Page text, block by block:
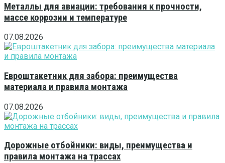
Металлы для авиации: требования к прочности,
массе коррозии и температуре
07.08.2026
Евроштакетник для забора: преимущества
материала и правила монтажа
07.08.2026
Дорожные отбойники: виды, преимущества и
правила монтажа на трассах